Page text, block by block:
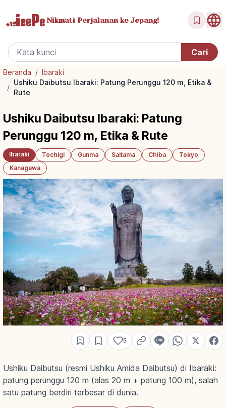
Nikmati Perjalanan ke Jepang!
Beranda / Ibaraki
/
Ushiku Daibutsu Ibaraki: Patung Perunggu 120 m, Etika &
Rute
Ushiku Daibutsu Ibaraki: Patung
Perunggu 120 m, Etika & Rute
Ibaraki Tochigi Gunma Saitama Chiba
Tokyo
Kanagawa
5
Ushiku Daibutsu (resmi Ushiku Amida Daibutsu) di Ibaraki:
patung perunggu 120 m (alas 20 m + patung 100 m), salah
satu patung berdiri terbesar di dunia.